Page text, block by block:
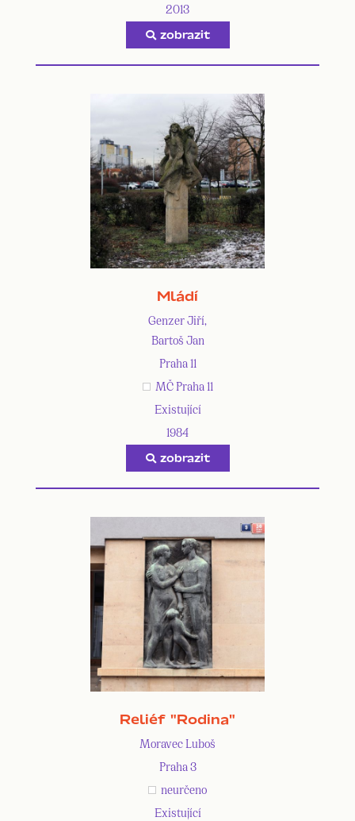
2013
zobrazit
Mládí
Genzer Jiří,
Bartoš Jan
Praha 11
MČ Praha 11
Existující
1984
zobrazit
Reliéf "Rodina"
Moravec Luboš
Praha 3
neurčeno
Existující